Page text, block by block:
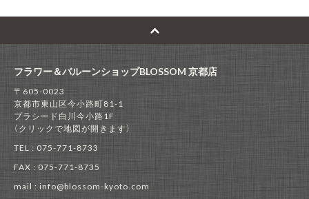
フラワー＆バルーンショップBLOSSOM 京都店
〒605-0023
京都市東山区今小路町81-1
プラシード白川今小路1F
（クリックで地図が開きます）
TEL : 075-771-8733
FAX : 075-771-8735
mail : info@blossom-kyoto.com